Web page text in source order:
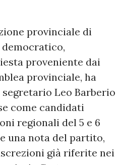
provinciale di
proveniente dai
provinciale, ha
Leo Barberio
come candidati
regionali del 5 e 6
una nota del partito,
già riferite nei